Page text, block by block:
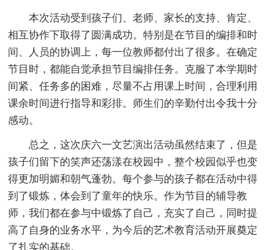
本次活动受到孩子们、老师、家长的支持、肯定、
相互协作下取得了圆满成功。特别是在节目的编排和时
间、人员的协调上，每一位教师都付出了很多。在确定
节目时，都能自觉承担节目编排任务。克服了本学期时
间紧、任务多的困难，尽量不占用课上时间，合理利用
课余时间进行指导和彩排。师生们的辛勤付出令我十分
感动。
总之，这次庆六一文艺演出活动虽然结束了，但是
孩子们留下的笑声还荡漾在校园中，整个校园似乎也变
得更加明媚和朝气蓬勃。每个参与的孩子都在活动中得
到了锻炼，体会到了童年的快乐。作为节目的辅导教
师，我们都在参与中锻炼了自己，充实了自己，同时提
高了自身的业务水平，为今后的艺术教育活动开展奠定
了扎实的基础。